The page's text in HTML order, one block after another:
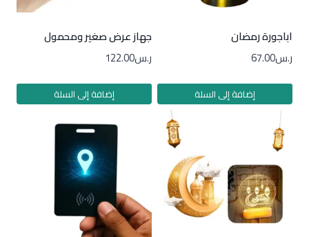
اباجورة رمضان
ر.س67.00
إضافة إلى السلة
جهاز عرض صغير ومحمول
ر.س122.00
إضافة إلى السلة